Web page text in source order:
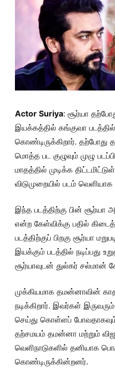
Actor Suriya: சூர்யா
இயக்கத்தில் கங்குவா படத்தில்
கொண்டிருக்கிறார். தற்போது
மொத்த பட குழுவும் முழு
மாதத்தில் முடிக்க
விடுமுறையில் படம் வெளியாக
இந்த படத்திற்கு பின் சூர்யா
என்ற கேள்விக்கு பதில்
படத்திற்குப் பிறகு சூர்யா
இயக்கும் படத்தில் நடிப்பது
சூர்யாவுடன் துல்கர் சல்மான்
முக்கியமாக தமன்னாவின்
நடிக்கிறார். இவர்கள்
செய்து கொள்ளப்
தற்சமயம் தமன்னா மற்றும்
வெளிநாடுகளில் தனியாக
கொண்டிருக்கின்றனர்.